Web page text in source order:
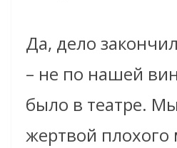
Да, дело
– не по нашей
было в театре.
жертвой